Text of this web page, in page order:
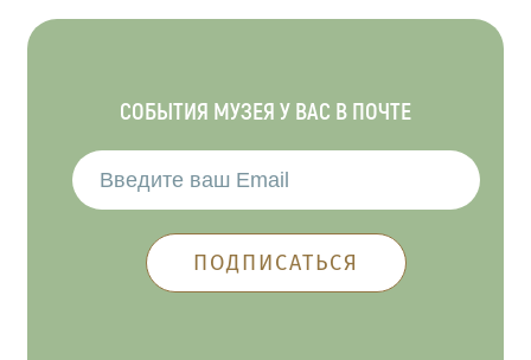
СОБЫТИЯ МУЗЕЯ У ВАС В ПОЧТЕ